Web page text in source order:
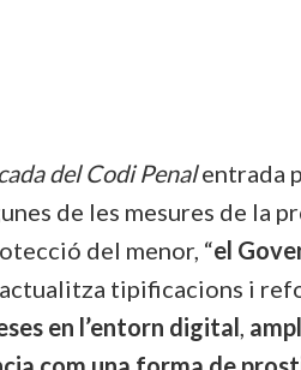
del Codi Penalentrada
de les mesures de la
del menor, “el
tipificacions i
en l’entorn digital,